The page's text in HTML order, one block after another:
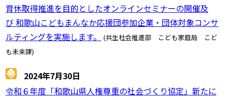
育休取得推進を目的としたオンラインセミナーの開催及
び 和歌山こどもまんなか応援団参加企業・団体対象コンサ
ルティングを実施します。
(共生社会推進部 こども家庭局 こど
も未来課)
2024年7月30日
令和６年度「和歌山県人権尊重の社会づくり協定」新たに